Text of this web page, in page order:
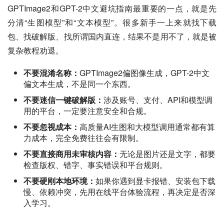
GPTImage2和GPT-2中文避坑指南最重要的一点，就是先
分清“生图模型”和“文本模型”。很多新手一上来就找下载
包、找破解版、找所谓国内直连，结果不是用不了，就是被
复杂教程劝退。
不要混淆名称： GPTImage2偏图像生成，GPT-2中文
偏文本生成，不是同一个东西。
不要迷信一键破解版： 涉及账号、支付、API和模型调
用的平台，一定要注意安全和合规。
不要忽视成本： 高质量AI生图和大模型调用通常都有算
力成本，完全免费往往会有限制。
不要直接商用未审核内容： 无论是图片还是文字，都要
检查版权、错字、事实错误和平台规则。
不要硬刚本地环境： 如果你遇到显卡报错、安装包下载
慢、依赖冲突，先用在线平台体验流程，再决定是否深
入学习。